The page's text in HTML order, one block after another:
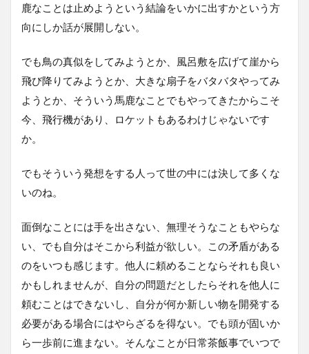
鹿なことは止めようという結論をいかに出すかという方
向にしか話が展開しない。
でも鳥の真似をしてみようとか、風呂敷を広げて崖から
飛び降りてみようとか、大きな扇子をバタバタやってみ
ようとか、そういう馬鹿なことでもやってきたからこそ
今、飛行機があり、ロケットもあるわけじゃないです
か。
でもそういう発想をする人って世の中には決して多くな
いのね。
面倒なことには手を出さない、無理そうなこともやらな
い、でも自分はそこから利益が欲しい。この矛盾がある
のをいつも感じます。他人に頼めることならそれも良い
かもしれませんが、自分の問題だとしたらそれを他人に
頼むことはできないし、自分が何か新しい物を開発する
必要がある場合にはやらざるを得ない。でも頭が固いか
ら一歩前に進まない。そんなことが日常茶飯事でいつで